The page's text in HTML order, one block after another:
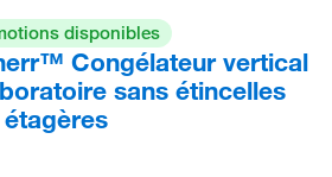
disponibles
Congélateur vertical
sans étincelles